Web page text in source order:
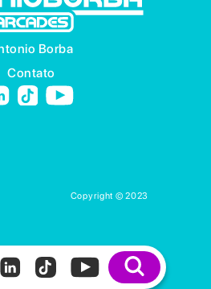
Borba
Contato
Copyright © 2023